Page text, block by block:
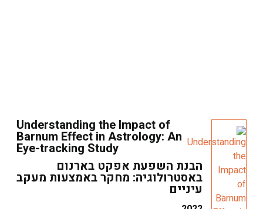
Understanding the Impact of
Barnum Effect in Astrology: An
Eye-tracking Study
הבנת השפעת אפקט בארנום
באסטרולוגיה: מחקר באמצעות מעקב
עיניים